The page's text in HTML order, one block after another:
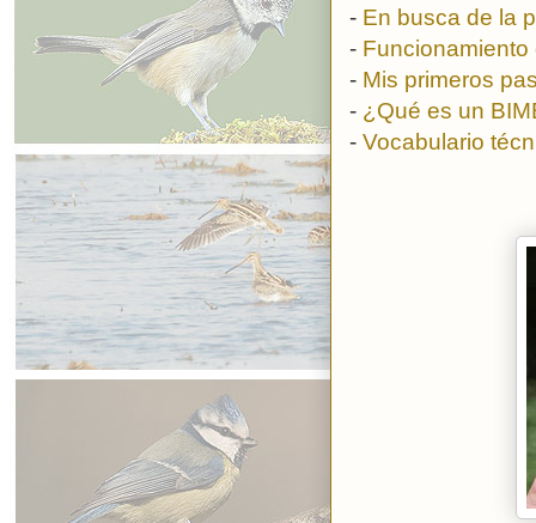
- En busca de la
- Funcionamiento
- Mis primeros
- ¿Qué es un
- Vocabulario